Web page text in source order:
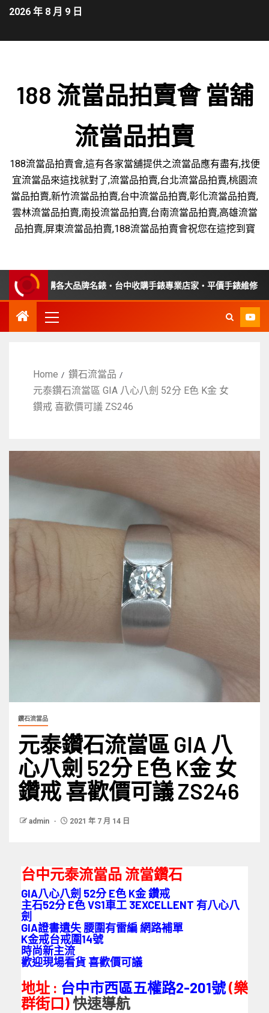
2026 年 8 月 9 日
188 流當品拍賣會 當舖
流當品拍賣
188流當品拍賣會,這有各家當舖提供之流當品應有盡有,找便
宜流當品來這找就對了,流當品拍賣,台北流當品拍賣,桃園流
當品拍賣,新竹流當品拍賣,台中流當品拍賣,彰化流當品拍賣,
雲林流當品拍賣,南投流當品拍賣,台南流當品拍賣,高雄流當
品拍賣,屏東流當品拍賣,188流當品拍賣會祝您在這挖到寶
收購各大品牌名錶・台中收購手錶專業店家・平價手錶維修
Home
鑽石流當品
元泰鑽石流當區 GIA 八心八劍 52分 E色 K金 女
鑽戒 喜歡價可議 ZS246
鑽石流當品
元泰鑽石流當區 GIA 八
心八劍 52分 E色 K金 女
鑽戒 喜歡價可議 ZS246
admin 2021 年 7 月 14 日
台中元泰流當品 流當鑽石
GIA八心八劍 52分 E色 K金 鑽戒
主石52分 E色 VS1車工 3EXCELLENT 有八心八
劍
GIA證書遺失 腰圍有雷編 網路補單
K金戒台戒圍14號
時尚新主流
歡迎現場看貨 喜歡價可議
地址 : 台中市西區五權路2-201號(樂
群街口)快速導航